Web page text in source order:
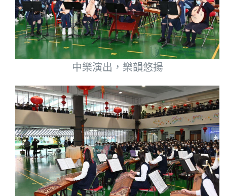
中樂演出，樂韻悠揚